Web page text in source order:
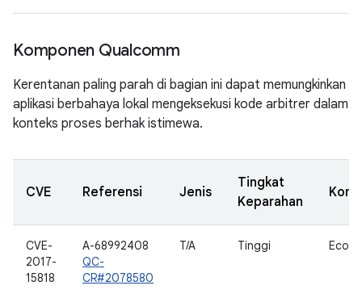
Komponen Qualcomm
Kerentanan paling parah di bagian ini dapat memungkinkan
aplikasi berbahaya lokal mengeksekusi kode arbitrer dalam
konteks proses berhak istimewa.
CVE Referensi Jenis
Tingkat
Keparahan
CVE-
2017-
15818
A-68992408
QC-
CR#2078580
T/A Tinggi